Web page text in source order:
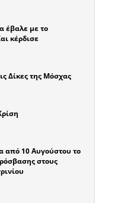
έβαλε με το
κέρδισε
Δίκες της Μόσχας
από 10 Αυγούστου το
στους